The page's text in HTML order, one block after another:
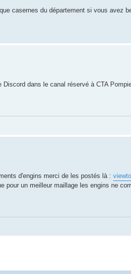
casernes du département si vous avez
dans le canal réservé à CTA
d'engins merci de les postés là :
pour un meilleur maillage les engins ne